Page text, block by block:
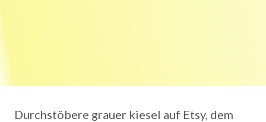
Durchstöbere grauer kiesel auf Etsy, dem